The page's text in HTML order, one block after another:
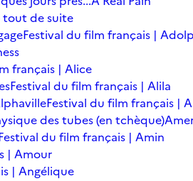
tout de suite
Festival du film français |
français | Alice
Festival du film français | Alila
Festival du film français |
des tubes (en tchèque)
du film français | Amin
| Amour
| Angélique